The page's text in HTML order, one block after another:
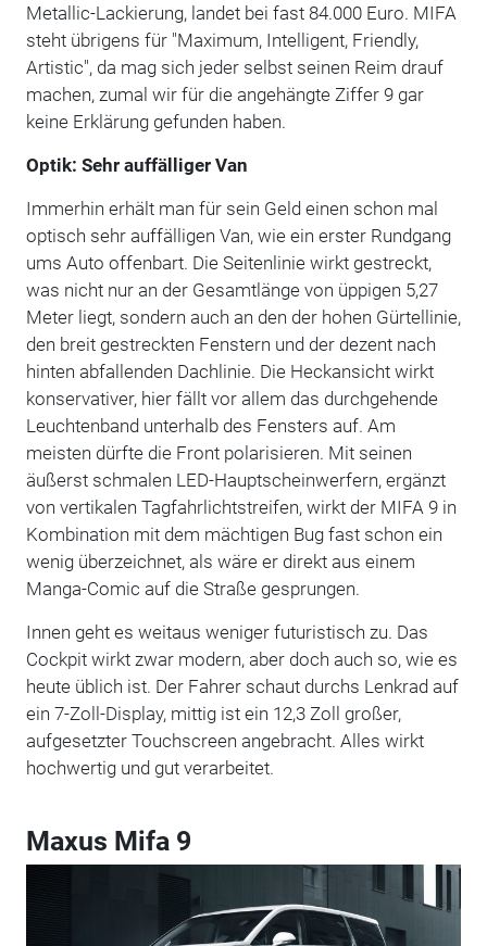
Metallic-Lackierung, landet bei fast 84.000 Euro. MIFA
steht übrigens für "Maximum, Intelligent, Friendly,
Artistic", da mag sich jeder selbst seinen Reim drauf
machen, zumal wir für die angehängte Ziffer 9 gar
keine Erklärung gefunden haben.
Optik: Sehr auffälliger Van
Immerhin erhält man für sein Geld einen schon mal
optisch sehr auffälligen Van, wie ein erster Rundgang
ums Auto offenbart. Die Seitenlinie wirkt gestreckt,
was nicht nur an der Gesamtlänge von üppigen 5,27
Meter liegt, sondern auch an den der hohen Gürtellinie,
den breit gestreckten Fenstern und der dezent nach
hinten abfallenden Dachlinie. Die Heckansicht wirkt
konservativer, hier fällt vor allem das durchgehende
Leuchtenband unterhalb des Fensters auf. Am
meisten dürfte die Front polarisieren. Mit seinen
äußerst schmalen LED-Hauptscheinwerfern, ergänzt
von vertikalen Tagfahrlichtstreifen, wirkt der MIFA 9 in
Kombination mit dem mächtigen Bug fast schon ein
wenig überzeichnet, als wäre er direkt aus einem
Manga-Comic auf die Straße gesprungen.
Innen geht es weitaus weniger futuristisch zu. Das
Cockpit wirkt zwar modern, aber doch auch so, wie es
heute üblich ist. Der Fahrer schaut durchs Lenkrad auf
ein 7-Zoll-Display, mittig ist ein 12,3 Zoll großer,
aufgesetzter Touchscreen angebracht. Alles wirkt
hochwertig und gut verarbeitet.
Maxus Mifa 9